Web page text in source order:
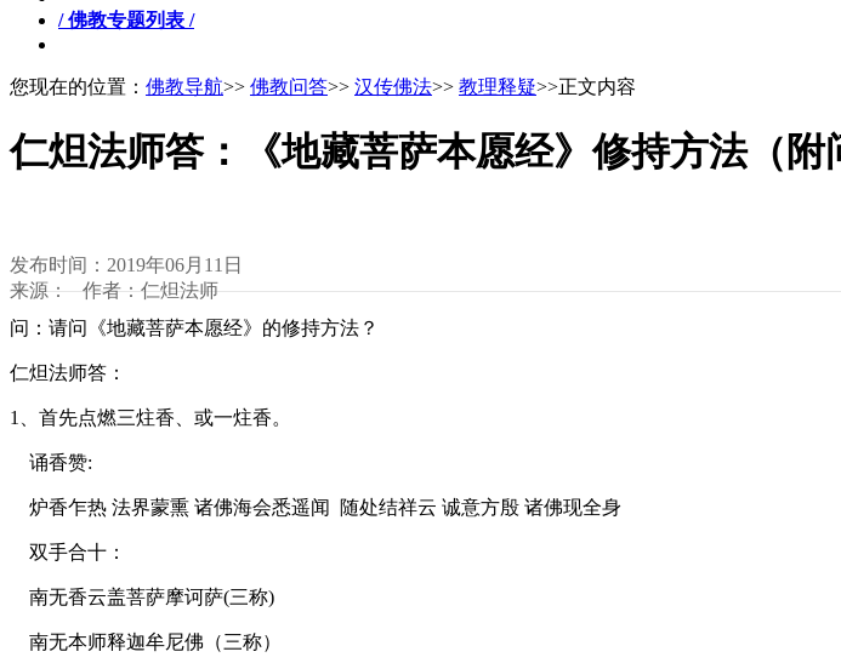
/ 佛教专题列表 /
您现在的位置： 佛教导航>> 佛教问答>> 汉传佛法>> 教理释疑>>正文内容
仁炟法师答：《地藏菩萨本愿经》修持方法（附
发布时间：2019年06月11日
来源： 作者：仁炟法师
问：请问《地藏菩萨本愿经》的修持方法？
仁炟法师答：
1、首先点燃三炷香、或一炷香。
诵香赞:
炉香乍热 法界蒙熏 诸佛海会悉遥闻 随处结祥云 诚意方殷 诸佛现全身
双手合十：
南无香云盖菩萨摩诃萨(三称)
南无本师释迦牟尼佛（三称）